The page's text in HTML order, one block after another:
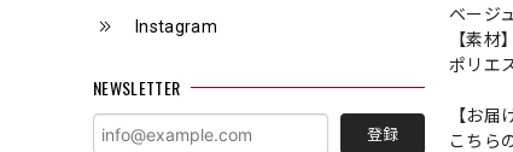
Instagram
NEWSLETTER
登録
ベージ
【素材】
ポリエ
【お届
こちら